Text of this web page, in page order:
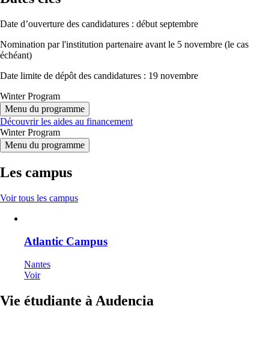
Date d’ouverture des candidatures : début septembre
Nomination par l'institution partenaire avant le 5 novembre (le cas
échéant)
Date limite de dépôt des candidatures : 19 novembre
Winter Program
Menu du programme
Découvrir les aides au financement
Winter Program
Menu du programme
Les campus
Voir tous les campus
Atlantic Campus
Nantes
Voir
Vie étudiante à Audencia